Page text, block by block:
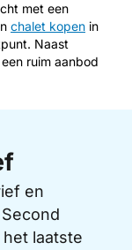
met een
chalet kopen in
Naast
ruim aanbod
en
laatste